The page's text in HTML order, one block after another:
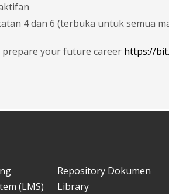
4 dan 6 (terbuka untuk semua
prepare your future career https://
(LMS)
Repository Dokumen
Library